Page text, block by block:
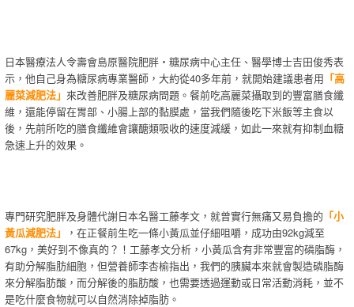
日本醫療法人令壽會島原醫院肥胖‧糖尿病中心主任、醫學博士吉田俊秀表
示，他自己身為糖尿病專業醫師，大約從40多年前，就開始建議患者用 「高
麗菜減肥法」 來改善肥胖及糖尿病問題。餐前吃高麗菜攝取到的豐富膳食纖
維，還能停留在胃部、小腸上部的黏膜處，當我們隨後吃下米飯等主食以
後，先前所吃的膳食纖維會讓醣類吸收的速度減緩，如此一來就有抑制血糖
急速上升的效果。
專門研究肥胖及身體代謝日本名醫工藤孝文，就曾實行無痛又易負擔的 「小
黃瓜減肥法」
，在正餐前生吃一條小黃瓜並仔細咀嚼，成功由92kg減至
67kg，美好到不像真的？！工藤孝文分析，小黃瓜含有非常豐富的磷脂酶，
有助分解脂肪細胞，但營養師李杏榆指出，我們的胰臟本來就會製造磷脂酶
來分解脂肪酸，而分解後的脂肪酸，也需要透過運動或日常活動消耗，並不
是吃什麼食物就可以自然消除掉脂肪。